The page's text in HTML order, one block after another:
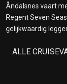
Åndalsnes vaart
Regent Seven
gelijkwaardig
ALLE